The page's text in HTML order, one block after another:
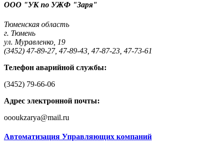
ООО "УК по УЖФ "Заря"
Тюменская область
г. Тюмень
ул. Муравленко, 19
(3452) 47-89-27, 47-89-43, 47-87-23, 47-73-61
Телефон аварийной службы:
(3452) 79-66-06
Адрес электронной почты:
oooukzarya@mail.ru
Автоматизация Управляющих компаний